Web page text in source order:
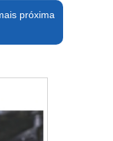
próxima